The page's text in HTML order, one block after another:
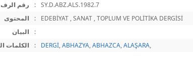
رقم الرف
:
SY.D.ABZ.ALS.1982.7
المحتوى
:
EDEBİYAT , SANAT , TOPLUM VE POLİTİKA DERGİSİ
البيان
:
الكلمات
: DERGİ,ABHAZYA,ABHAZCA,ALAŞARA,